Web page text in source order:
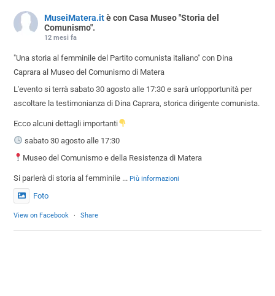
MuseiMatera.it è con Casa Museo "Storia del
Comunismo".
12 mesi fa
"Una storia al femminile del Partito comunista italiano" con Dina
Caprara al Museo del Comunismo di Matera
L'evento si terrà sabato 30 agosto alle 17:30 e sarà un'opportunità per
ascoltare la testimonianza di Dina Caprara, storica dirigente comunista.
Ecco alcuni dettagli importanti
sabato 30 agosto alle 17:30
Museo del Comunismo e della Resistenza di Matera
Si parlerà di storia al femminile ... Più informazioni
Foto
View on Facebook · Share